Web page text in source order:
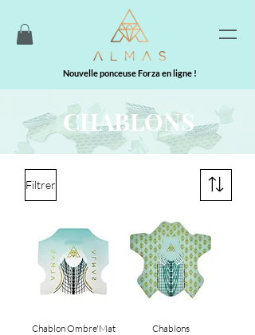
Nouvelle ponceuse Forza en ligne !
CHABLONS
Filtrer
Chablon Ombre'Mat
Chablons